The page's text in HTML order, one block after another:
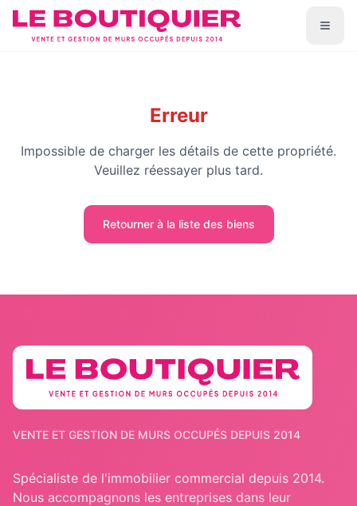
Erreur
Impossible de charger les détails de cette propriété.
Veuillez réessayer plus tard.
Retourner à la liste des biens
VENTE ET GESTION DE MURS OCCUPÉS DEPUIS 2014
Spécialiste de l'immobilier commercial depuis 2014.
Nous accompagnons les entreprises dans leur